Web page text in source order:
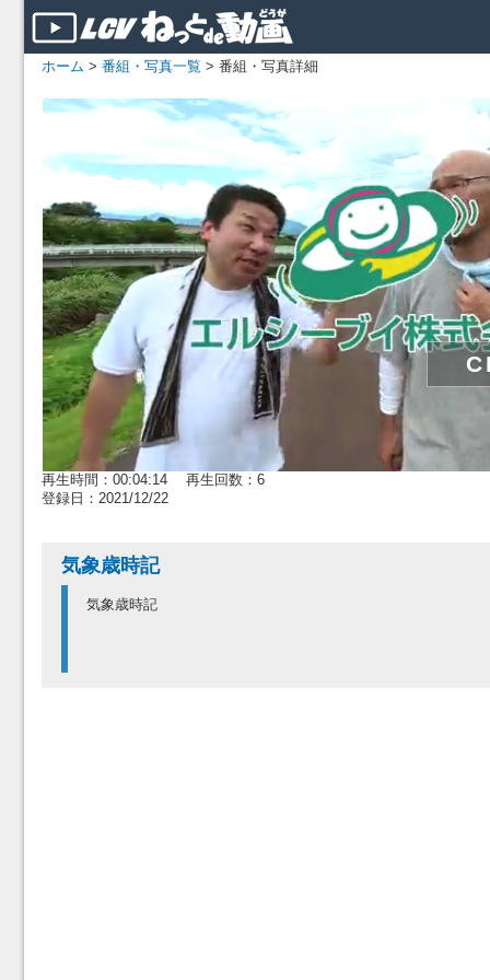
ホーム > 番組・写真一覧 > 番組・写真詳細
再生時間：00:04:14 再生回数：6
登録日：2021/12/22
気象歳時記
気象歳時記